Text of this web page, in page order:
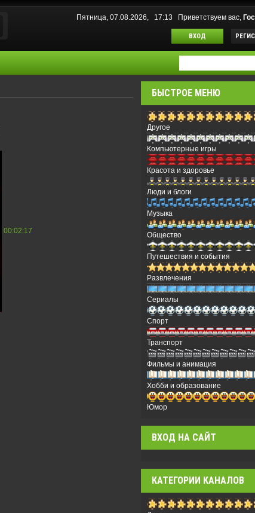
Пятница, 07.08.2026, 17:13 Приветствуем вас,
ВХОД
00:02:17
БЫСТРОЕ МЕНЮ
Другое
Компьютерные игры
Красота и здоровье
Люди и блоги
Музыка
Общество
Путешествия и события
Развлечения
Сериалы
Спорт
Транспорт
Фильмы и анимация
Хобби и образование
Юмор
ВХОД НА САЙТ
КАТЕГОРИИ КАНАЛОВ